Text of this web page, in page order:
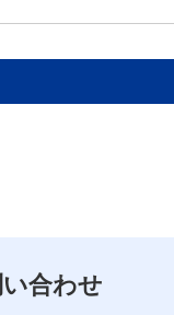
合わせ